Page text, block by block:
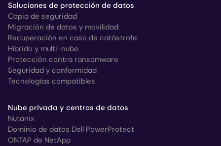
Soluciones de protección de datos
Copia de seguridad
Migración de datos y movilidad
Recuperación en caso de catástrofe
Híbrido y multi-nube
Protección contra ransomware
Seguridad y conformidad
Tecnologías compatibles
Nube privada y centros de datos
Nutanix
Dominio de datos Dell PowerProtect
ONTAP de NetApp